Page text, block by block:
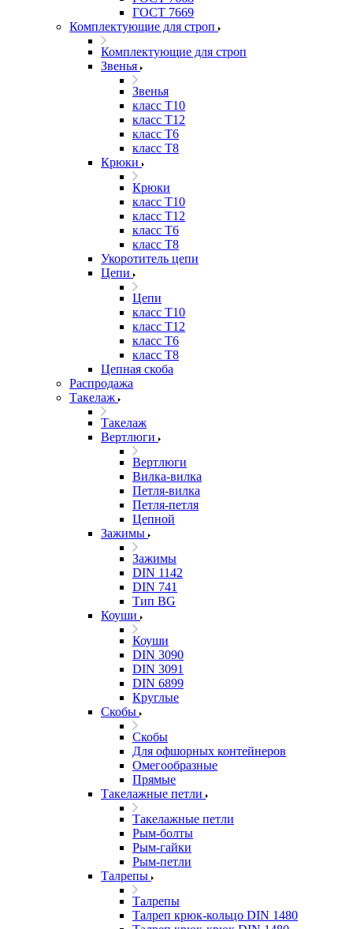
ГОСТ 7669
Комплектующие для строп
Комплектующие для строп
Звенья
Звенья
класс Т10
класс Т12
класс Т6
класс Т8
Крюки
Крюки
класс Т10
класс Т12
класс Т6
класс Т8
Укоротитель цепи
Цепи
Цепи
класс Т10
класс Т12
класс Т6
класс Т8
Цепная скоба
Распродажа
Такелаж
Такелаж
Вертлюги
Вертлюги
Вилка-вилка
Петля-вилка
Петля-петля
Цепной
Зажимы
Зажимы
DIN 1142
DIN 741
Тип BG
Коуши
Коуши
DIN 3090
DIN 3091
DIN 6899
Круглые
Скобы
Скобы
Для офшорных контейнеров
Омегообразные
Прямые
Такелажные петли
Такелажные петли
Рым-болты
Рым-гайки
Рым-петли
Талрепы
Талрепы
Талреп крюк-кольцо DIN 1480